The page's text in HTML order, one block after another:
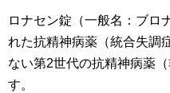
ロナセン錠（一般名：ブロ
れた抗精神病薬（統合失調
ない第2世代の抗精神病薬
す。